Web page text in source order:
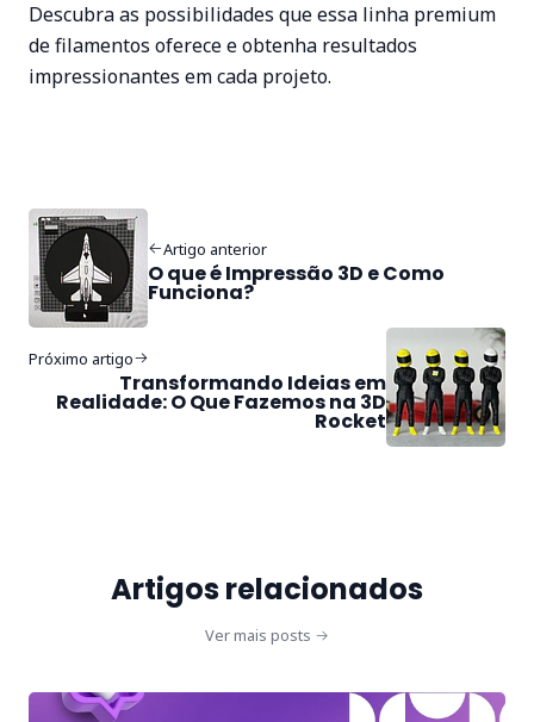
Descubra as possibilidades que essa linha premium
de filamentos oferece e obtenha resultados
impressionantes em cada projeto.
Artigo anterior
O que é Impressão 3D e Como
Funciona?
Próximo artigo
Transformando Ideias em
Realidade: O Que Fazemos na 3D
Rocket
Artigos relacionados
Ver mais posts